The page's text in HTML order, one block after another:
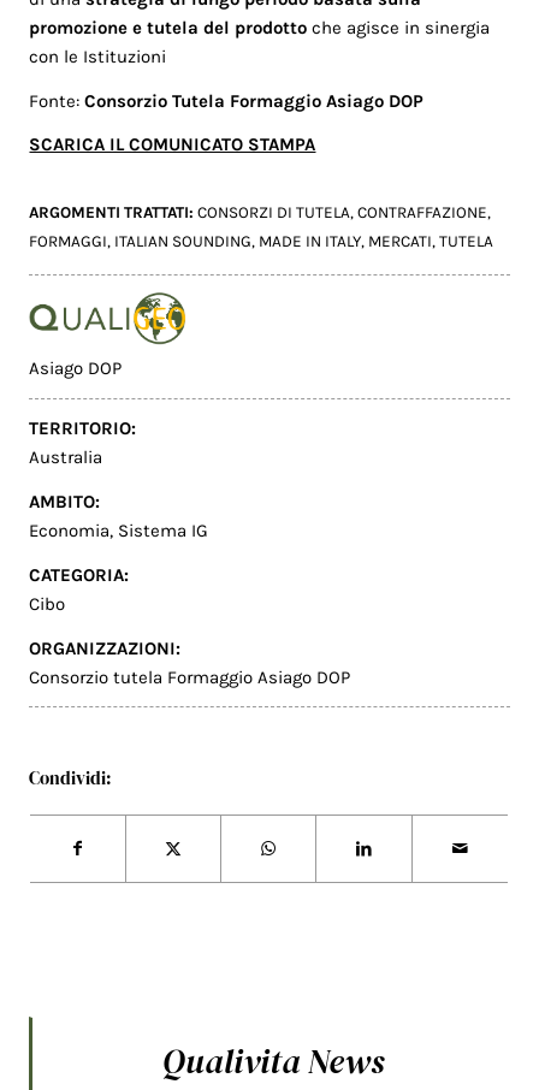
promozione e tutela del prodotto che agisce in sinergia
con le Istituzioni
Fonte:Consorzio Tutela Formaggio Asiago DOP
SCARICA IL COMUNICATO STAMPA
ARGOMENTI TRATTATI:CONSORZI DI TUTELA,CONTRAFFAZIONE,
FORMAGGI, ITALIAN SOUNDING, MADE IN ITALY, MERCATI,TUTELA
Asiago DOP
TERRITORIO:
Australia
AMBITO:
Economia, Sistema IG
CATEGORIA:
Cibo
ORGANIZZAZIONI:
Consorzio tutela Formaggio Asiago DOP
Condividi:
Qualivita News